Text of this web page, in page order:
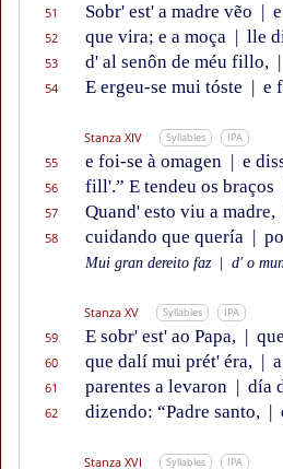
51 Sobr' est' a madre vẽo |
52 que vira; e a moça | lle
53 d' al senôn de méu fillo, |
54 E ergeu-se mui tóste | e
Stanza XIV Syllables IPA
55 e foi-se à omagen | e
56 fill'.” E tendeu os braços
57 Quand' esto viu a madre,
58 cuidando que quería |
Mui gran dereito faz d' o
Stanza XV Syllables IPA
59 E sobr' est' ao Papa, |
60 que dalí mui prét' éra, |
61 parentes a levaron | día
62 dizendo: “Padre santo, |
Stanza XVI Syllables IPA